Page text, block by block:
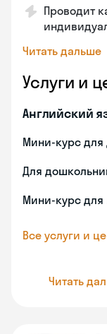
Проводит
Читать дальше
Услуги и
Английский
Мини-курс для
Для
Мини-курс для
Все услуги и
Читать